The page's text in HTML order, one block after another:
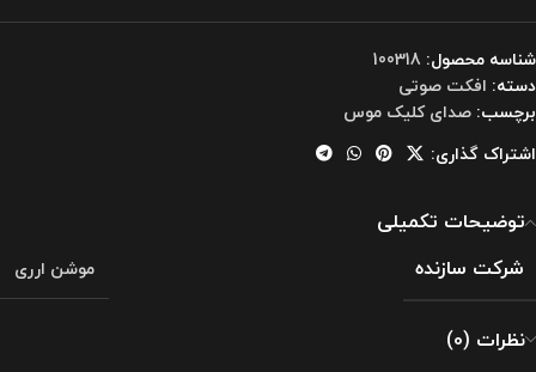
شناسه محصول: 100318
دسته: افکت صوتی
برچسب: صدای کلیک موس
اشتراک گذاری:
توضیحات تکمیلی
شرکت سازنده
موشن ارری
نظرات (0)